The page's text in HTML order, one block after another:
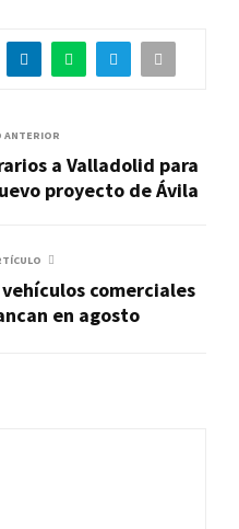
ANTERIOR
a Valladolid para
proyecto de Ávila
comerciales
en agosto